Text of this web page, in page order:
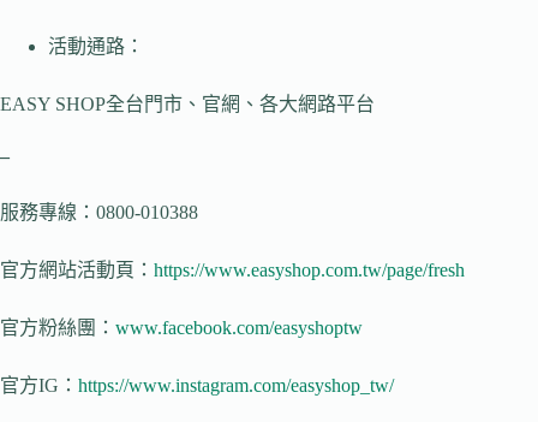
活動通路：
EASY SHOP全台門市、官網、各大網路平台
–
服務專線：0800-010388
官方網站活動頁： https://www.easyshop.com.tw/page/fresh
官方粉絲團： www.facebook.com/easyshoptw
官方IG： https://www.instagram.com/easyshop_tw/